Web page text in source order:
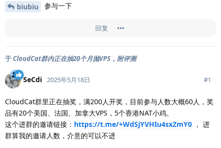
biubiu 参与一下
回复
于CloudCat群内正在抽20个月抛VPS，附评测
SeCdi 2025年5月18日 #1
CloudCat群里正在抽奖，满200人开奖，目前参与人数大概60人，奖
品有20个美国、法国、加拿大VPS，5个香港NAT小鸡。
这个进群的邀请链接： https://t.me/+WdSjYVHIu4sxZmY0 ， 进
群算我的邀请人数，介意的可以不进